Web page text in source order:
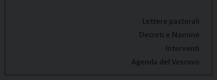
Lettere pastorali
Decreti e Nomine
Interventi
Agenda del Vescovo